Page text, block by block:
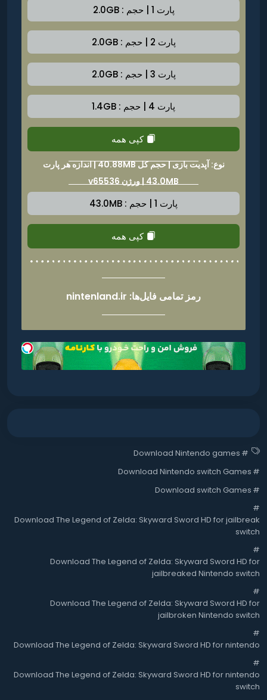
پارت 1 | حجم : 2.0GB
پارت 2 | حجم : 2.0GB
پارت 3 | حجم : 2.0GB
پارت 4 | حجم : 1.4GB
کپی همه
نوع: آپدیت بازی | حجم کل 40.88MB | اندازه هر پارت
43.0MB | ورژن v65536
پارت 1 | حجم : 43.0MB
کپی همه
رمز تمامی فایل‌ها: nintenland.ir
#
Download Nintendo games
#
Download Nintendo switch Games
#
Download switch Games
#
Download The Legend of Zelda: Skyward Sword HD for jailbreak
switch
#
Download The Legend of Zelda: Skyward Sword HD for
jailbreaked Nintendo switch
#
Download The Legend of Zelda: Skyward Sword HD for
jailbroken Nintendo switch
#
Download The Legend of Zelda: Skyward Sword HD for nintendo
#
Download The Legend of Zelda: Skyward Sword HD for nintendo
switch